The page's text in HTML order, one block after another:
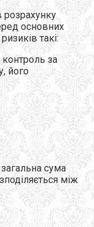
розрахунку
основних
такі:
контроль за
його
сума
між